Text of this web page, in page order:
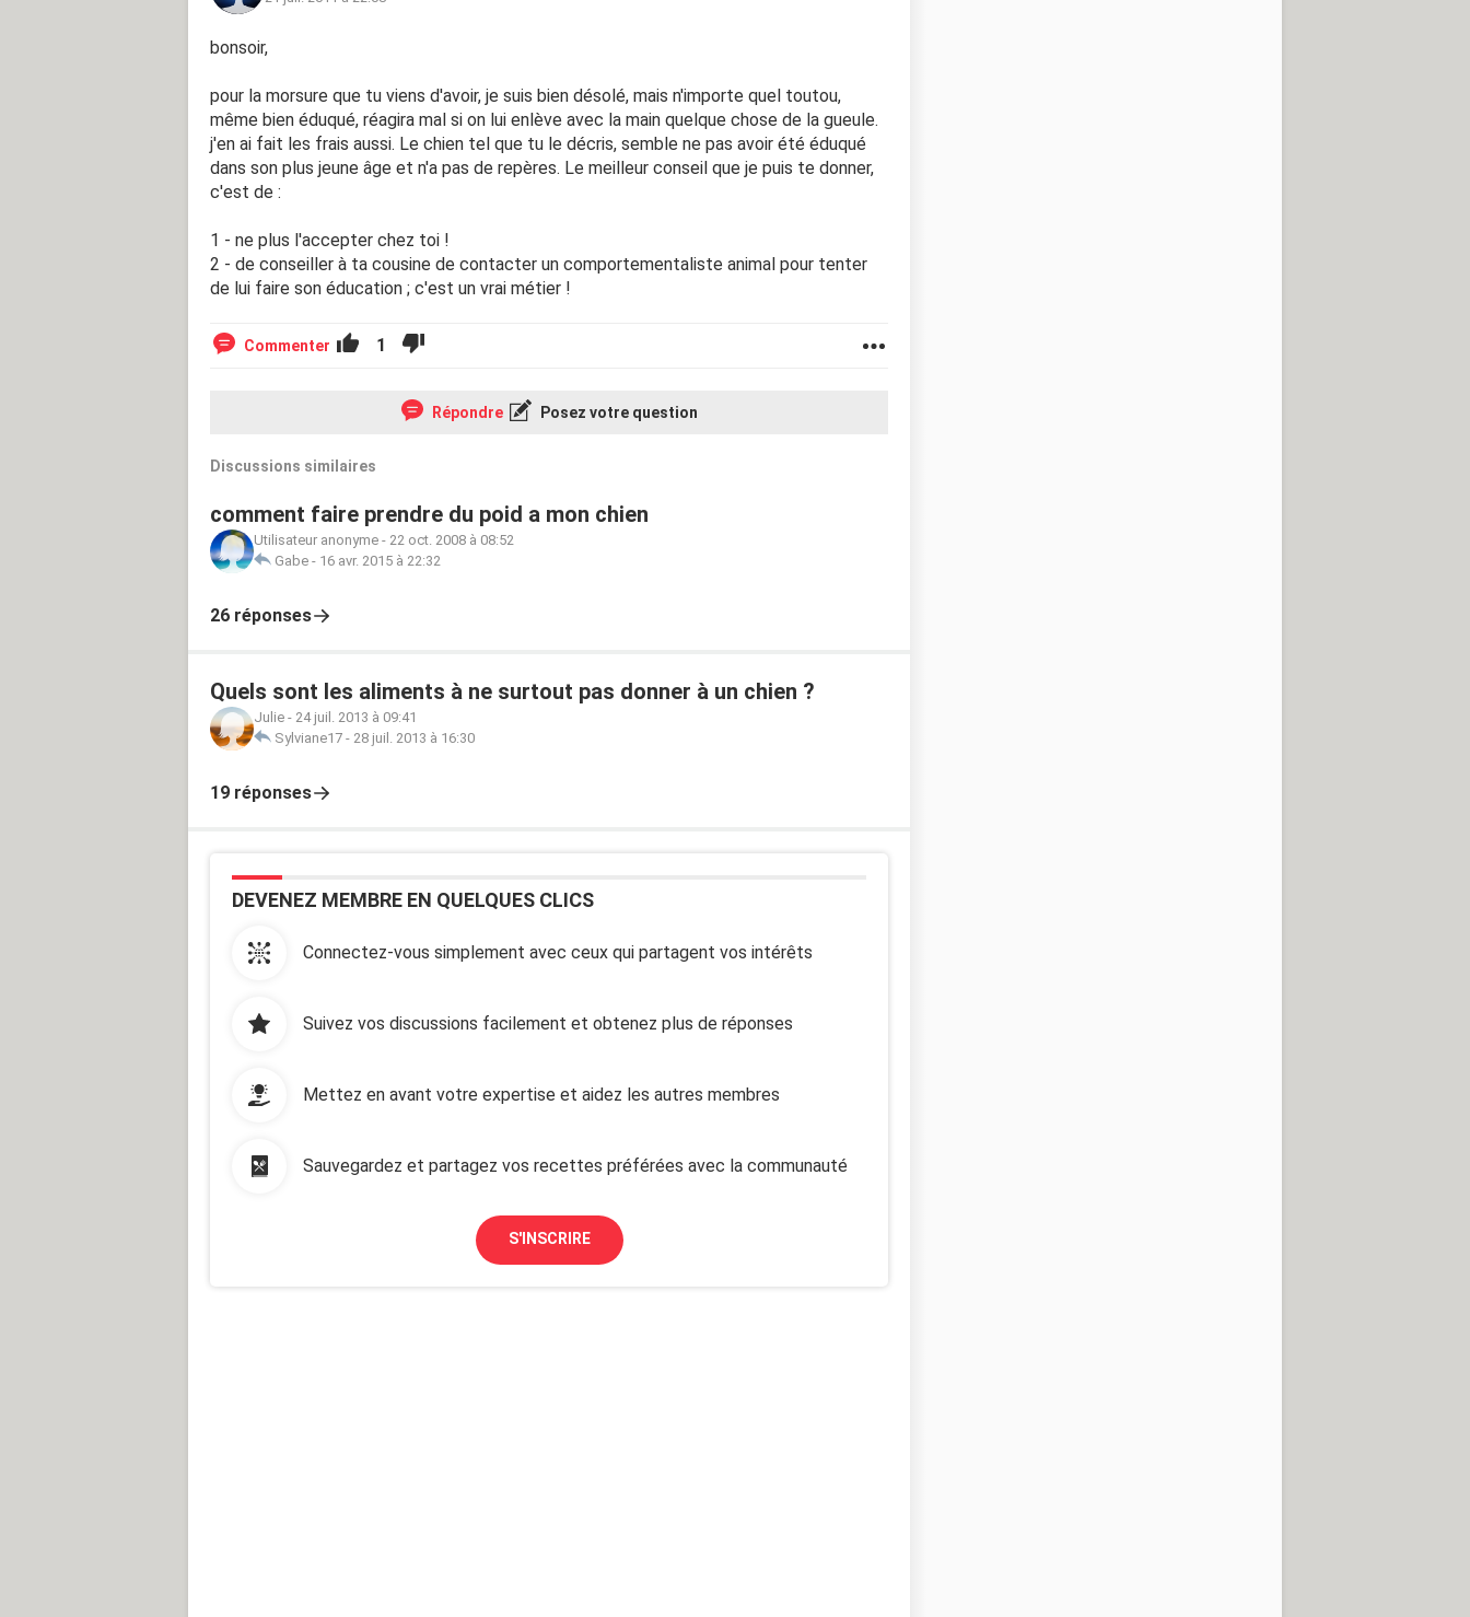
bonsoir,
pour la morsure que tu viens d'avoir, je suis bien désolé, mais n'importe quel toutou,
même bien éduqué, réagira mal si on lui enlève avec la main quelque chose de la gueule.
j'en ai fait les frais aussi. Le chien tel que tu le décris, semble ne pas avoir été éduqué
dans son plus jeune âge et n'a pas de repères. Le meilleur conseil que je puis te donner,
c'est de :
1 - ne plus l'accepter chez toi !
2 - de conseiller à ta cousine de contacter un comportementaliste animal pour tenter
de lui faire son éducation ; c'est un vrai métier !
Commenter 1
Répondre Posez votre question
Discussions similaires
comment faire prendre du poid a mon chien
Utilisateur anonyme - 22 oct. 2008 à 08:52
Gabe - 16 avr. 2015 à 22:32
26 réponses
Quels sont les aliments à ne surtout pas donner à un chien ?
Julie - 24 juil. 2013 à 09:41
Sylviane17 - 28 juil. 2013 à 16:30
19 réponses
DEVENEZ MEMBRE EN QUELQUES CLICS
Connectez-vous simplement avec ceux qui partagent vos intérêts
Suivez vos discussions facilement et obtenez plus de réponses
Mettez en avant votre expertise et aidez les autres membres
Sauvegardez et partagez vos recettes préférées avec la communauté
S'INSCRIRE